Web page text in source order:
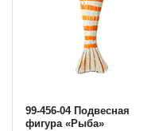
99-456-04 Подвесная
фигура «Рыба»